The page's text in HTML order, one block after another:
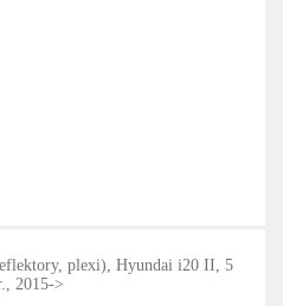
plexi), Hyundai i20 II, 5
2015->